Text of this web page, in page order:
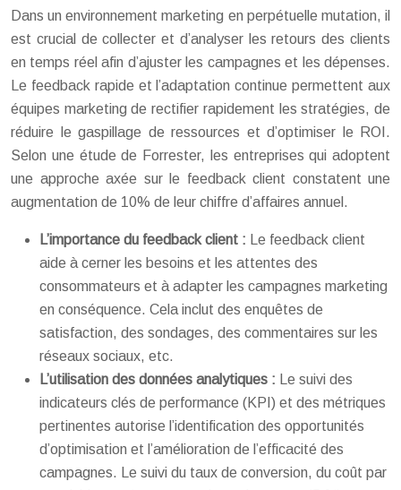
Dans un environnement marketing en perpétuelle mutation, il
est crucial de collecter et d’analyser les retours des clients
en temps réel afin d’ajuster les campagnes et les dépenses.
Le feedback rapide et l’adaptation continue permettent aux
équipes marketing de rectifier rapidement les stratégies, de
réduire le gaspillage de ressources et d’optimiser le ROI.
Selon une étude de Forrester, les entreprises qui adoptent
une approche axée sur le feedback client constatent une
augmentation de 10% de leur chiffre d’affaires annuel.
L’importance du feedback client :
Le feedback client
aide à cerner les besoins et les attentes des
consommateurs et à adapter les campagnes marketing
en conséquence. Cela inclut des enquêtes de
satisfaction, des sondages, des commentaires sur les
réseaux sociaux, etc.
L’utilisation des données analytiques :
Le suivi des
indicateurs clés de performance (KPI) et des métriques
pertinentes autorise l’identification des opportunités
d’optimisation et l’amélioration de l’efficacité des
campagnes. Le suivi du taux de conversion, du coût par